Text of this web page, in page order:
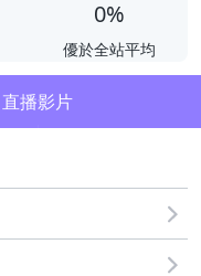
0%
優於全站平均
直播影片